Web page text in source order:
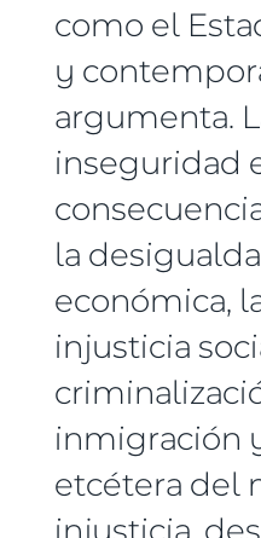
como el
y
argumenta.
inseguridad
la
económica,
injusticia
inmigración
etcétera del
injusticia,